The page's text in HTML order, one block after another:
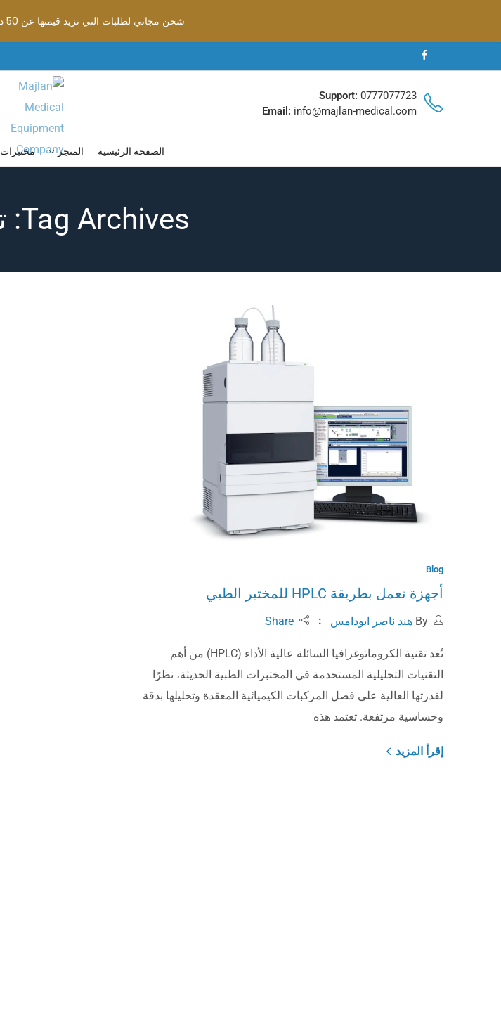
شحن مجاني لطلبات التي تزيد قيمتها عن 50 دينار أردني
Support: 0777077723
Email: info@majlan-medical.com
الصفحة الرئيسية المتجر مختبرات
Tag Archives: تقنية HPLC
Blog
أجهزة تعمل بطريقة HPLC للمختبر الطبي
هند ناصر ابودامس Share
تُعد تقنية الكروماتوغرافيا السائلة عالية الأداء (HPLC) من أهم
التقنيات التحليلية المستخدمة في المختبرات الطبية الحديثة، نظرًا
لقدرتها العالية على فصل المركبات الكيميائية المعقدة وتحليلها بدقة
وحساسية مرتفعة. تعتمد هذه
إقرأ المزيد